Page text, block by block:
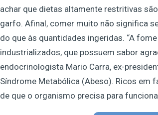
achar que dietas altamente restritivas
garfo. Afinal, comer muito não significa
do que às quantidades ingeridas. “A
industrializados, que possuem sabor
endocrinologista Mario Carra, ex-
Síndrome Metabólica (Abeso). Ricos em
de que o organismo precisa para